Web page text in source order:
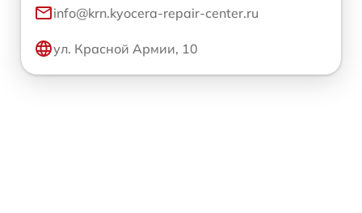
info@krn.kyocera-repair-center.ru
ул. Красной Армии, 10